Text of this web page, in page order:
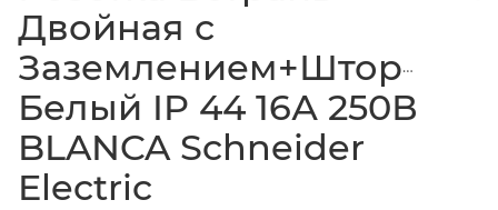
Двойная с
Белый IP 44 16А 250В
BLANCA Schneider
Electric